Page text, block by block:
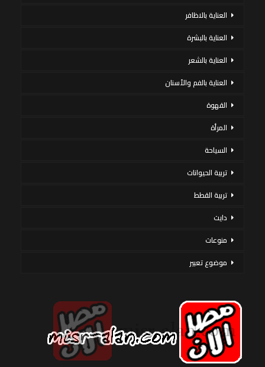
العناية بالاظافر
العناية بالبشرة
العناية بالشعر
العناية بالفم والأسنان
القهوة
المرأة
السياحة
تربية الحيوانات
تربية القطط
دايت
منوعات
موضوع تعبير